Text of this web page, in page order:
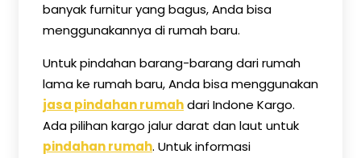
banyak furnitur yang bagus, Anda bisa
menggunakannya di rumah baru.
Untuk pindahan barang-barang dari rumah
lama ke rumah baru, Anda bisa menggunakan
jasa pindahan rumahdari Indone Kargo.
Ada pilihan kargo jalur darat dan laut untuk
pindahan rumah. Untuk informasi